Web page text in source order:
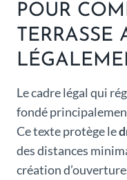
POUR
TERRASSE
Le cadre légal qui
fondé
Ce texte protège le
des distances
création